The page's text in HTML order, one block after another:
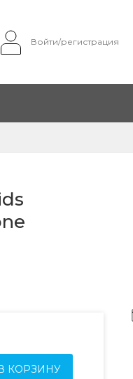
Войти/регистрация
КОРЗИНУ